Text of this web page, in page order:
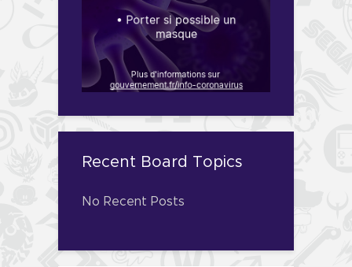
Recent Board Topics
No Recent Posts